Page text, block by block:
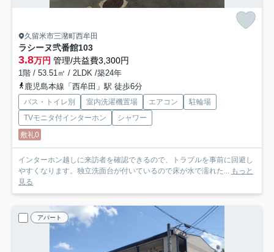
久留米市三潴町西牟田
ラシーヌ弐番館103
3.8万円 管理/共益費3,300円
1階 / 53.51㎡ / 2LDK /築24年
鹿児島本線「西牟田」駅 徒歩6分
バス・トイレ別 室内洗濯機置場 エアコン
駐輪場
TVモニタ付インターホン
シャワー
敷礼0
インターホン越しに来訪者を確認できるので、トラブルを事前に回避し
やすくなります。独立洗面台が付いているので床が水で濡れた... もっと
見る
アパート